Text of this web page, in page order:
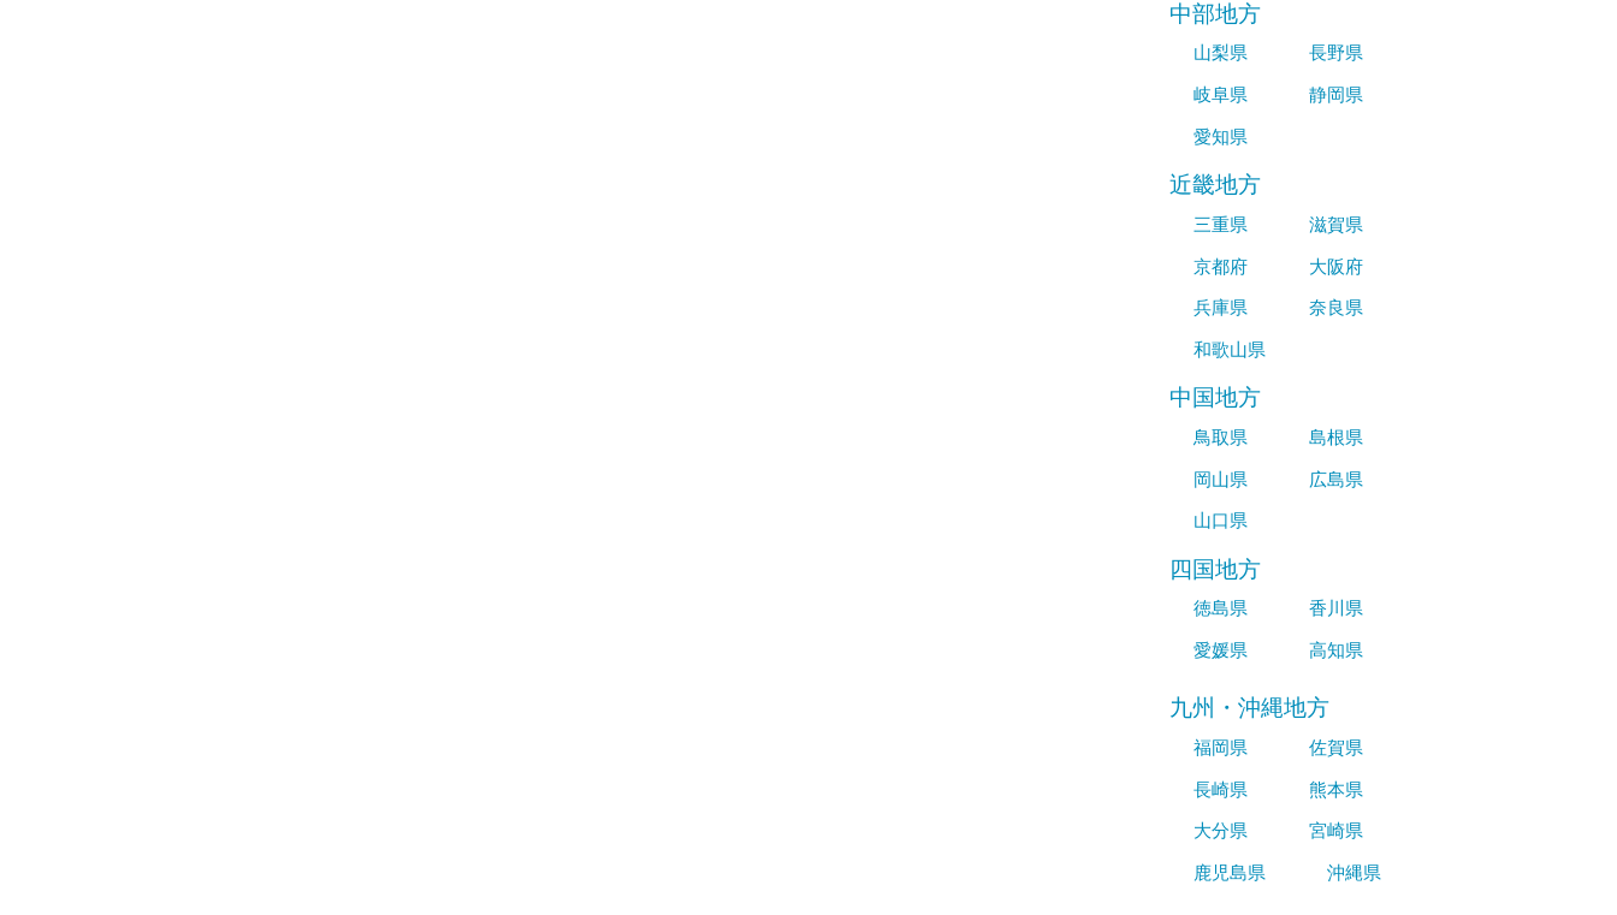
中部地方
山梨県
長野県
岐阜県
静岡県
愛知県
近畿地方
三重県
滋賀県
京都府
大阪府
兵庫県
奈良県
和歌山県
中国地方
鳥取県
島根県
岡山県
広島県
山口県
四国地方
徳島県
香川県
愛媛県
高知県
九州・沖縄地方
福岡県
佐賀県
長崎県
熊本県
大分県
宮崎県
鹿児島県
沖縄県